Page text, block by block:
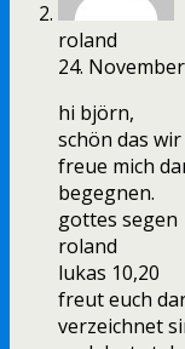
roland
24.
hi björn,
schön das
freue mich
begegnen.
gottes segen
roland
lukas 10,20
freut euch
verzeichnet